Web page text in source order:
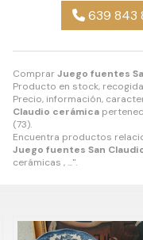
ComprarJuego fuentes
Producto en stock,
Precio, información,
Claudio cerámica
(73).
Encuentra productos
Juego fuentes San
cerámicas , ...".
639 843